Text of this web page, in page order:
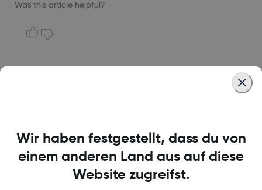
Was this article helpful?
Über Dexcom
Wir haben festgestellt, dass du von
einem anderen Land aus auf diese
Website zugreifst.